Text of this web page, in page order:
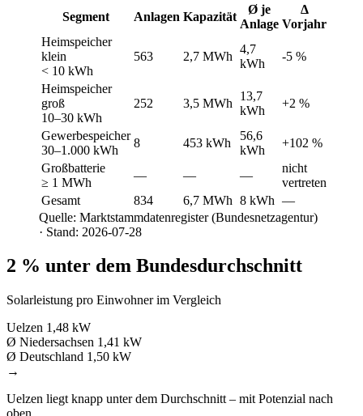
Segment
Anlagen Kapazität
Ø je
Anlage
Δ
Vorjahr
Heimspeicher
klein
< 10 kWh
563 2,7 MWh
4,7
kWh
-5 %
Heimspeicher
groß
10–30 kWh
252 3,5 MWh
13,7
kWh
+2 %
Gewerbespeicher
30–1.000 kWh
8 453 kWh
56,6
kWh
+102 %
Großbatterie
≥ 1 MWh
— — —
nicht
vertreten
Gesamt
834 6,7 MWh 8 kWh —
Quelle: Marktstammdatenregister (Bundesnetzagentur)
· Stand: 2026-07-28
2 % unter dem Bundesdurchschnitt
Solarleistung pro Einwohner im Vergleich
Uelzen 1,48 kW
Ø Niedersachsen 1,41 kW
Ø Deutschland 1,50 kW
→
Uelzen liegt knapp unter dem Durchschnitt – mit Potenzial nach